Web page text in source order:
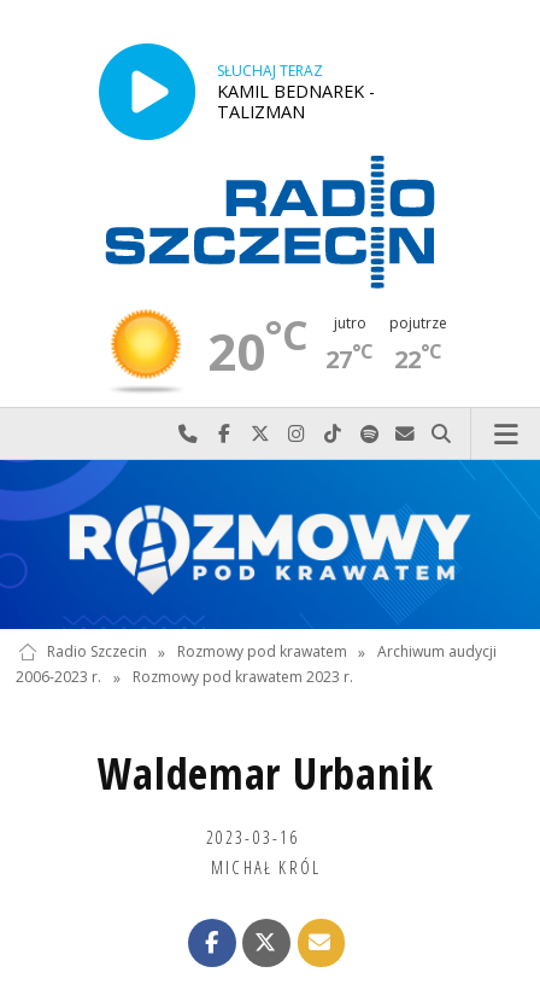
SŁUCHAJ TERAZ
KAMIL BEDNAREK -
TALIZMAN
20°C jutro
27°C
pojutrze
22°C
Najlepiej po prostu do nas zadzwoń
Odwiedź nas na Facebook-u
Odwiedź nas na X
Odwiedź nas na Instagram-ie
Odwiedź nas na TikTok-u
Szukaj nas na Spotify
Wyślij do nas
Szukaj
Radio Szczecin » Rozmowy pod krawatem » Archiwum audycji
2006-2023 r.
» Rozmowy pod krawatem 2023 r.
Waldemar Urbanik
2023-03-16
MICHAŁ KRÓL